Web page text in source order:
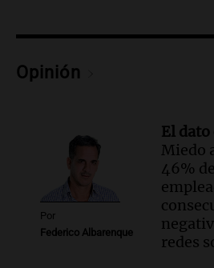
Noticias
Audio.
Episodios
Audio.
Detenciones
fentanilo: la justicia
muertes de 90
Noticias
Opinión
Por
Federico Albarenque
El
Miedo
46%
redes